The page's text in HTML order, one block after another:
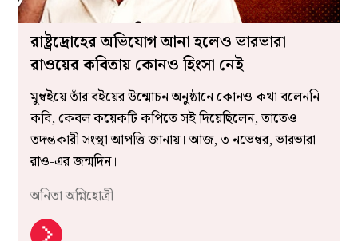
রাষ্ট্রদ্রোহের অভিযোগ আনা হলেও ভারভারা
রাওয়ের কবিতায় কোনও হিংসা নেই
মুম্বইয়ে তাঁর বইয়ের উন্মোচন অনুষ্ঠানে কোনও কথা বলেননি
কবি, কেবল কয়েকটি কপিতে সই দিয়েছিলেন, তাতেও
তদন্তকারী সংস্থা আপত্তি জানায়। আজ, ৩ নভেম্বর, ভারভারা
রাও-এর জন্মদিন।
অনিতা অগ্নিহোত্রী